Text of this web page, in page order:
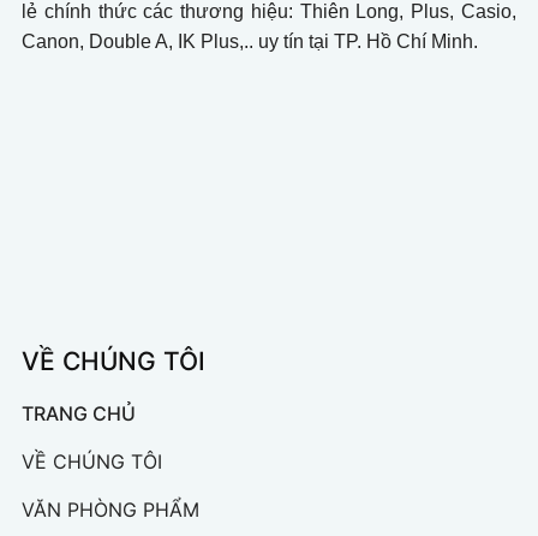
lẻ chính thức các thương hiệu: Thiên Long, Plus, Casio,
Canon, Double A, IK Plus,.. uy tín tại TP. Hồ Chí Minh.
VỀ CHÚNG TÔI
TRANG CHỦ
VỀ CHÚNG TÔI
VĂN PHÒNG PHẨM